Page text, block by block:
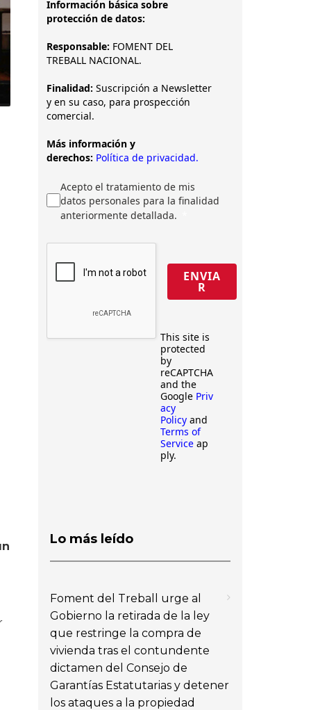
Información básica sobre
protección de datos:
Responsable: FOMENT DEL
TREBALL NACIONAL.
Finalidad: Suscripción a Newsletter
y en su caso, para prospección
comercial.
Más información y
derechos: Política de privacidad.
Acepto el tratamiento de mis
datos personales para la finalidad
anteriormente detallada.
ENVIA
R
This site is
protected
by
reCAPTCHA
and the
Google Priv
acy
Policy and
Terms of
Service ap
ply.
Lo más leído
Foment del Treball urge al
Gobierno la retirada de la ley
que restringe la compra de
vivienda tras el contundente
dictamen del Consejo de
Garantías Estatutarias y detener
los ataques a la propiedad